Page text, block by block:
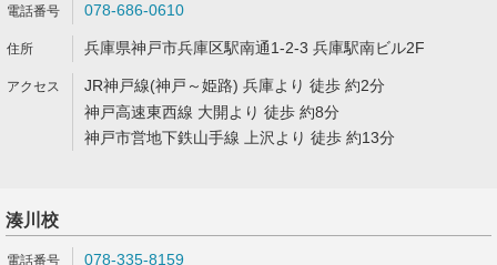
078-686-0610
兵庫県神戸市兵庫区駅南通1-2-3 兵庫駅南ビル2F
JR神戸線(神戸～姫路) 兵庫より 徒歩 約2分
神戸高速東西線 大開より 徒歩 約8分
神戸市営地下鉄山手線 上沢より 徒歩 約13分
湊川校
078-335-8159